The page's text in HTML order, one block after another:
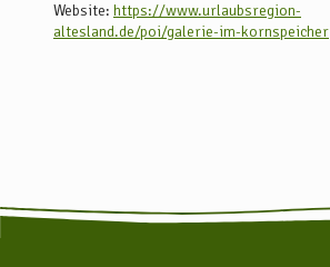
Website: https://www.urlaubsregion-
altesland.de/poi/galerie-im-kornspeicher